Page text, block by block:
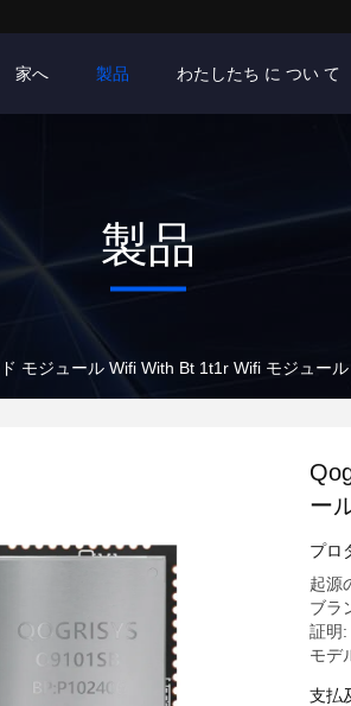
家へ 製品 わたしたち に つい て
製品
モジュール Wifi With Bt 1t1r Wifi モジュール
ー
プロ
起源
ブラ
証明:
モデ
支払